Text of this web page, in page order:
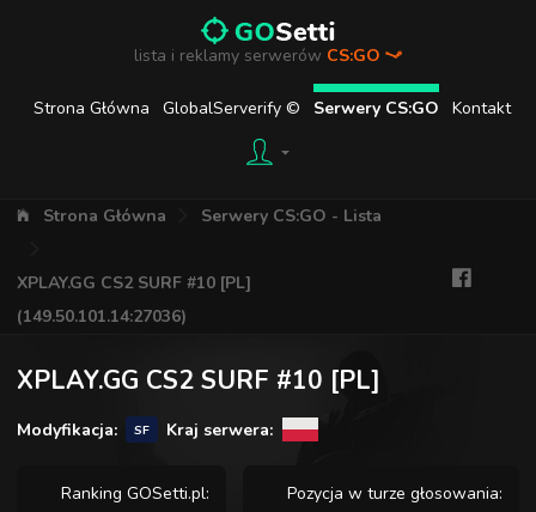
lista i reklamy serwerów CS:GO
Strona Główna GlobalServerify © Serwery CS:GO Kontakt
Strona Główna Serwery CS:GO - Lista
XPLAY.GG CS2 SURF #10 [PL]
(149.50.101.14:27036)
XPLAY.GG CS2 SURF #10 [PL]
Modyfikacja: SF Kraj serwera:
Ranking GOSetti.pl: Pozycja w turze głosowania: